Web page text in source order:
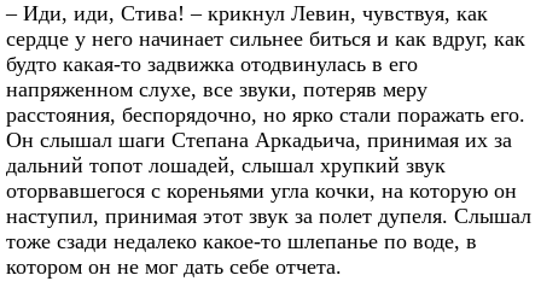
– Иди, иди, Стива! – крикнул Левин, чувствуя, как
сердце у него начинает сильнее биться и как вдруг, как
будто какая-то задвижка отодвинулась в его
напряженном слухе, все звуки, потеряв меру
расстояния, беспорядочно, но ярко стали поражать его.
Он слышал шаги Степана Аркадьича, принимая их за
дальний топот лошадей, слышал хрупкий звук
оторвавшегося с кореньями угла кочки, на которую он
наступил, принимая этот звук за полет дупеля. Слышал
тоже сзади недалеко какое-то шлепанье по воде, в
котором он не мог дать себе отчета.